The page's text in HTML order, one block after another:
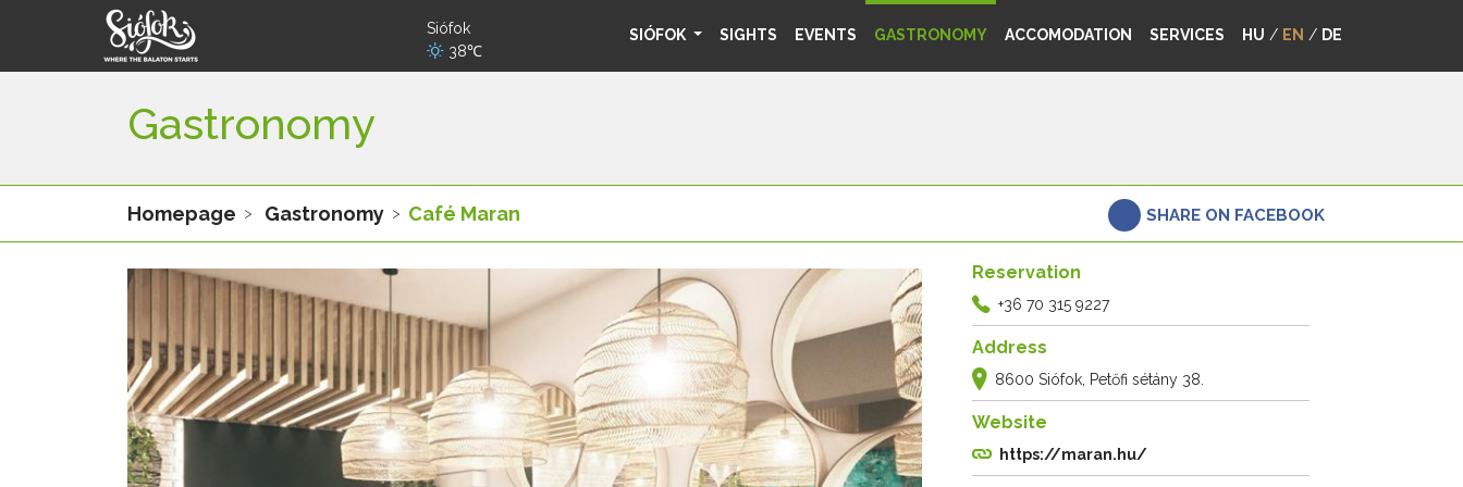
Siófok
38℃
SIÓFOK SIGHTS EVENTS GASTRONOMY ACCOMODATION SERVICES HU / EN / DE
Gastronomy
Homepage Gastronomy Café Maran SHARE ON FACEBOOK
Reservation
+36 70 315 9227
Address
8600 Siófok, Petőfi sétány 38.
Website
https://maran.hu/